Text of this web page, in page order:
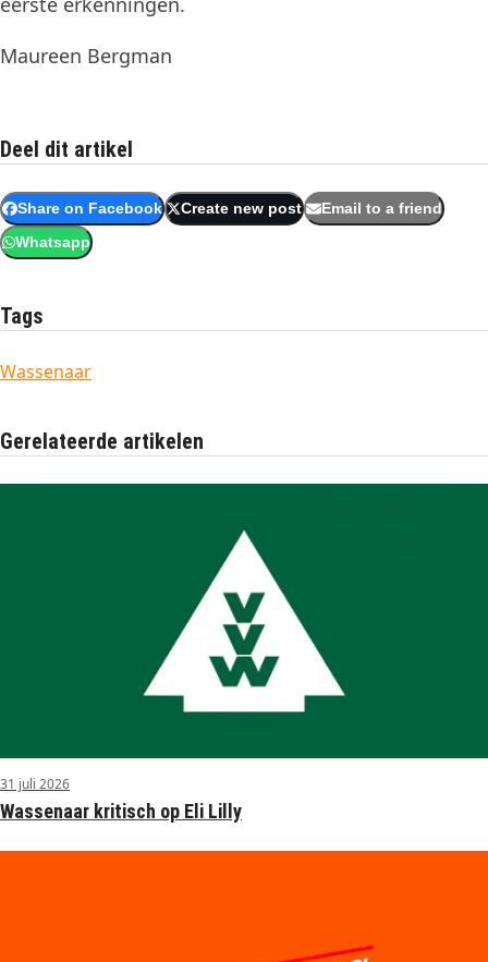
Maureen Bergman
Deel dit artikel
Share on Facebook Create new post Email to a friend
Whatsapp
Tags
Wassenaar
Gerelateerde artikelen
31 juli 2026
Wassenaar kritisch op Eli Lilly